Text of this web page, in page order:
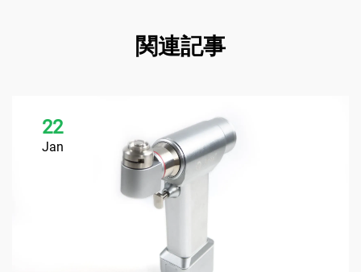
関連記事
22
Jan